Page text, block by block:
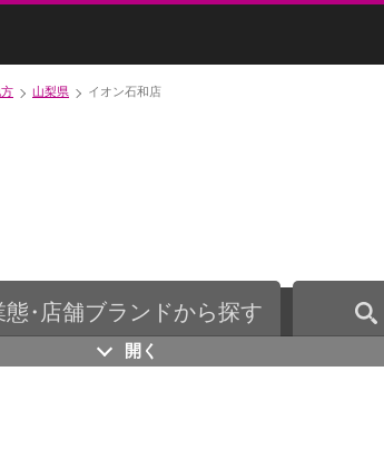
山梨県 イオン石和店
態・ 店舗ブランドから探す
開く